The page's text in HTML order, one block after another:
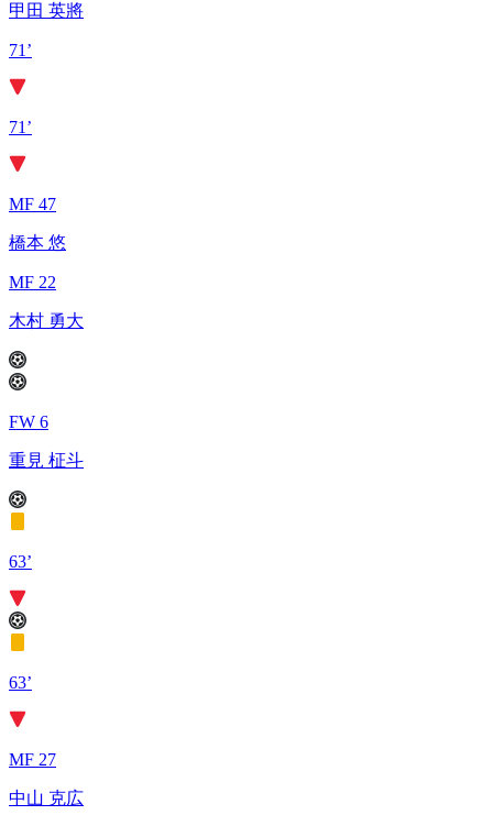
甲田 英將
71’
71’
MF 47
橋本 悠
MF 22
木村 勇大
FW 6
重見 柾斗
63’
63’
MF 27
中山 克広